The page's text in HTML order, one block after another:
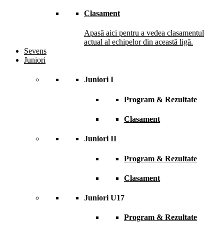
Clasament
Apasă aici pentru a vedea clasamentul
actual al echipelor din această ligă.
Sevens
Juniori
Juniori I
Program & Rezultate
Clasament
Juniori II
Program & Rezultate
Clasament
Juniori U17
Program & Rezultate